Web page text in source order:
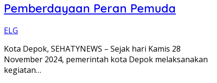
Pemberdayaan Peran Pemuda
ELG
Kota Depok, SEHATYNEWS – Sejak hari Kamis 28
November 2024, pemerintah kota Depok melaksanakan
kegiatan…